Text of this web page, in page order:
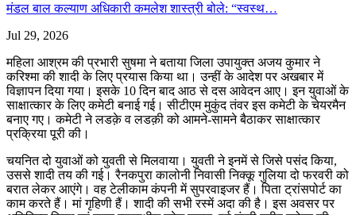
मंडल बाल कल्याण अधिकारी कमलेश शास्त्री बोले: “स्वस्थ…
Jul 29, 2026
महिला आश्रम की प्रभारी सुषमा ने बताया जिला उपायुक्त अजय कुमार ने
करिश्मा की शादी के लिए प्रयास किया था। उन्हीं के आदेश पर अखबार में
विज्ञापन दिया गया। इसके 10 दिन बाद आठ से दस आवेदन आए। इन युवाओं के
साक्षात्कार के लिए कमेटी बनाई गई। सीटीएम मुकुंद तंवर इस कमेटी के चेयरमैन
बनाए गए। कमेटी ने लडक़े व लडक़ी को आमने-सामने बैठाकर साक्षात्कार
प्रक्रिया पूरी की।
चयनित दो युवाओं को युवती से मिलवाया। युवती ने इनमें से जिसे पसंद किया,
उससे शादी तय की गई। रैनकपुरा कालोनी निवासी निक्कू गुलिया दो फरवरी को
बरात लेकर आएंगे। वह टेलीकाम कंपनी में सुपरवाइजर हैं। पिता ट्रांसपोर्ट का
काम करते हैं। मां गृहिणी हैं। शादी की सभी रस्में अदा की है। इस अवसर पर